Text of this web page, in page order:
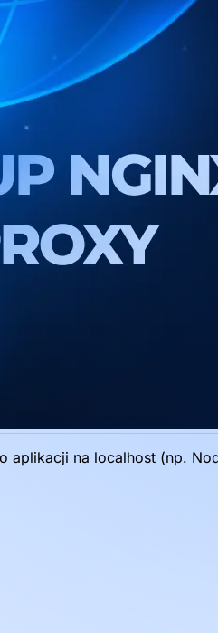
na localhost (np.